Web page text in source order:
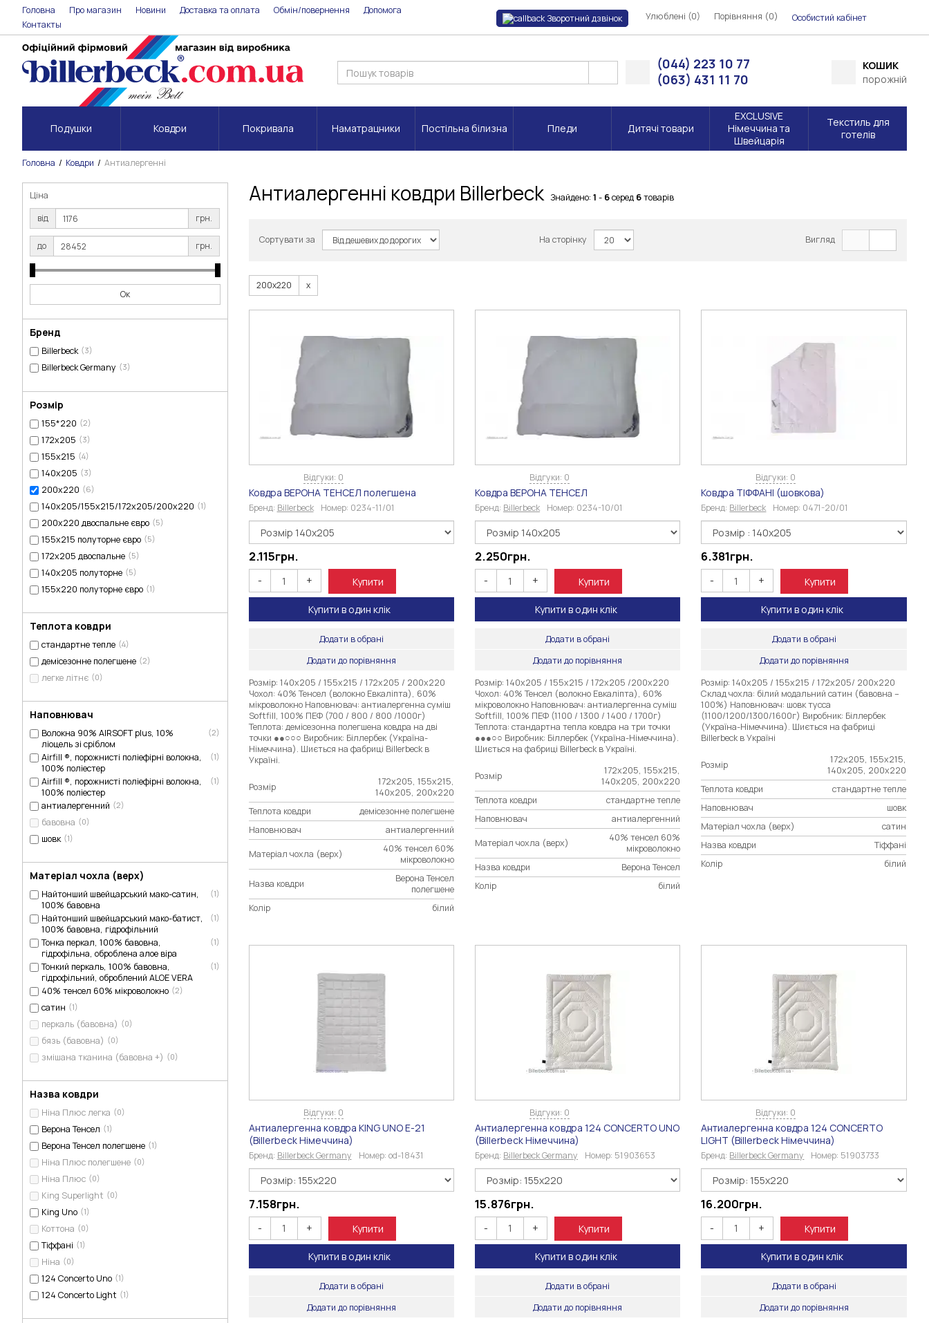
Головна Про магазин Новини Доставка та оплата Обмін/повернення
Допомога
Контакты
Зворотний дзвінок Улюблені (0) Порівняння (0) Особистий кабінет
(044) 223 10 77
(063) 431 11 70
КОШИК
порожній
Подушки Ковдри Покривала Наматрацники Постільна білизна Пледи Дитячі товари
EXCLUSIVE
Німеччина та
Швейцарія
Текстиль для
готелів
Головна Ковдри Антиалергенні
Ціна
від
грн.
до грн.
Ок
Бренд
Billerbeck (3)
Billerbeck Germany (3)
Розмір
155*220 (2)
172х205 (3)
155х215 (4)
140х205 (3)
200х220 (6)
140х205/155х215/172х205/200х220 (1)
200х220 двоспальне євро (5)
155х215 полуторне євро (5)
172х205 двоспальне (5)
140х205 полуторне (5)
155х220 полуторне євро (1)
Теплота ковдри
стандартне тепле (4)
демісезонне полегшене (2)
легке літнє (0)
Наповнювач
Волокна 90% AIRSOFT plus, 10%
ліоцель зі сріблом
(2)
Airfill ®, порожнисті поліефірні волокна,
100% поліестер
(1)
Airfill ®, порожнисті поліефірні волокна,
100% поліестер
(1)
антиалергенний (2)
бавовна (0)
шовк (1)
Матеріал чохла (верх)
Найтонший швейцарський мако-сатин,
100% бавовна
(1)
Найтонший швейцарський мако-батист,
100% бавовна, гідрофільний
(1)
Тонка перкал, 100% бавовна,
гідрофільна, оброблена алое віра
(1)
Тонкий перкаль, 100% бавовна,
гідрофільний, оброблений ALOE VERA
(1)
40% тенсел 60% мікроволокно (2)
сатин (1)
перкаль (бавовна) (0)
бязь (бавовна) (0)
змішана тканина (бавовна +) (0)
Назва ковдри
Ніна Плюс легка (0)
Верона Тенсел (1)
Верона Тенсел полегшене (1)
Ніна Плюс полегшене (0)
Ніна Плюс (0)
King Superlight (0)
King Uno (1)
Коттона (0)
Тіффані (1)
Ніна (0)
124 Concerto Uno (1)
124 Concerto Light (1)
Антиалергенні ковдри Billerbeck Знайдено: 1 - 6серед 6товарів
Сортувати за На сторінку Вигляд
200х220
Відгуки: 0
Ковдра ВЕРОНА ТЕНСЕЛ полегшена
Бренд: Billerbeck Номер: 0234-11/01
2.115грн.
- + Купити
Купити в один клік
Додати в обрані
Додати до порівняння
Розмір: 140х205 / 155х215 / 172х205 / 200х220
Чохол: 40% Тенсел (волокно Евкаліпта), 60%
мікроволокно Наповнювач: антиалергенна суміш
Softfill, 100% ПЕФ (700 / 800 / 800 /1000г)
Теплота: демісезонна полегшена ковдра на дві
точки ●●○○○ Виробник: Біллербек (Україна-
Німеччина). Шиється на фабриці Billerbeck в
Україні.
Розмір
172х205, 155х215,
140х205, 200х220
Теплота ковдри
демісезонне полегшене
Наповнювач
антиалергенний
Матеріал чохла (верх)
40% тенсел 60%
мікроволокно
Назва ковдри
Верона Тенсел
полегшене
Колір
білий
Відгуки: 0
Ковдра ВЕРОНА ТЕНСЕЛ
Бренд: Billerbeck Номер: 0234-10/01
2.250грн.
- + Купити
Купити в один клік
Додати в обрані
Додати до порівняння
Розмір: 140х205 / 155х215 / 172х205 /200х220
Чохол: 40% Тенсел (волокно Евкаліпта), 60%
мікроволокно Наповнювач: антиалергенна суміш
Softfill, 100% ПЕФ (1100 / 1300 / 1400 / 1700г)
Теплота: стандартна тепла ковдра на три точки
●●●○○ Виробник: Біллербек (Україна-Німеччина).
Шиється на фабриці Billerbeck в Україні.
Розмір
172х205, 155х215,
140х205, 200х220
Теплота ковдри
стандартне тепле
Наповнювач
антиалергенний
Матеріал чохла (верх)
40% тенсел 60%
мікроволокно
Назва ковдри
Верона Тенсел
Колір
білий
Відгуки: 0
Ковдра ТІФФАНІ (шовкова)
Бренд: Billerbeck Номер: 0471-20/01
6.381грн.
- + Купити
Купити в один клік
Додати в обрані
Додати до порівняння
Розмір: 140х205 / 155х215 / 172х205/ 200х220
Склад чохла: білий модальний сатин (бавовна –
100%) Наповнювач: шовк тусса
(1100/1200/1300/1600г) Виробник: Біллербек
(Україна-Німеччина). Шиється на фабриці
Billerbeck в Україні
Розмір
172х205, 155х215,
140х205, 200х220
Теплота ковдри
стандартне тепле
Наповнювач
шовк
Матеріал чохла (верх)
сатин
Назва ковдри
Тіффані
Колір
білий
Відгуки: 0
Антиалергенна ковдра KING UNO Е-21
(Billerbeck Німеччина)
Бренд: Billerbeck Germany Номер: od-18431
7.158грн.
- + Купити
Купити в один клік
Додати в обрані
Додати до порівняння
Відгуки: 0
Антиалергенна ковдра 124 CONCERTO UNO
(Billerbeck Німеччина)
Бренд: Billerbeck Germany Номер: 51903653
15.876грн.
- + Купити
Купити в один клік
Додати в обрані
Додати до порівняння
Відгуки: 0
Антиалергенна ковдра 124 CONCERTO
LIGHT (Billerbeck Німеччина)
Бренд: Billerbeck Germany Номер: 51903733
16.200грн.
- + Купити
Купити в один клік
Додати в обрані
Додати до порівняння